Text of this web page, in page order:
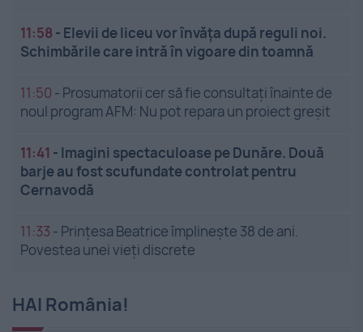
11:58 - Elevii de liceu vor învăța după reguli noi.
Schimbările care intră în vigoare din toamnă
11:50 - Prosumatorii cer să fie consultați înainte de
noul program AFM: Nu pot repara un proiect greșit
11:41 - Imagini spectaculoase pe Dunăre. Două
barje au fost scufundate controlat pentru
Cernavodă
11:33 - Prințesa Beatrice împlinește 38 de ani.
Povestea unei vieți discrete
HAI România!